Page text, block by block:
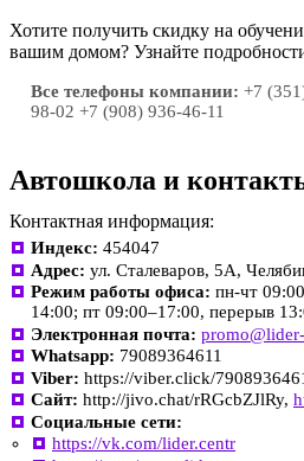
Хотите получить скидку на
вашим домом? Узнайте
Все телефоны компании: +7
98-02 +7 (908) 936-46-11
Автошкола и
Контактная информация:
Индекс: 454047
Адрес: ул. Сталеваров, 5А,
Режим работы офиса: пн-чт
14:00; пт 09:00–17:00, перерыв
Электронная почта:
Whatsapp: 79089364611
Viber: https://viber.click/
Сайт: http://jivo.chat/rRGcbZJlRy,
Социальные сети:
https://vk.com/lider.centr